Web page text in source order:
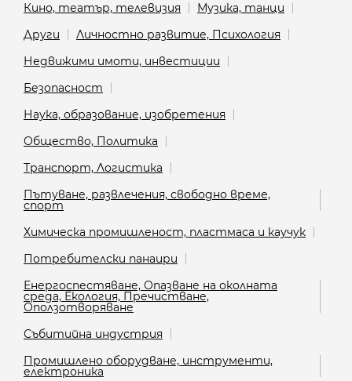
Кино, театър, телевизия
Музика, танци
Други
Личностно развитие, Психология
Недвижими имоти, инвестиции
Безопасност
Наука, образование, изобретения
Общество, Политика
Транспорт, Логистика
Пътуване, развлечения, свободно време,
спорт
Химическа промишленост, пластмаса и каучук
Потребителски панаири
Енергоспестяване, Опазване на околната
среда, Екология, Пречистване,
Оползотворяване
Събитийна индустрия
Промишлено оборудване, инструменти,
електроника